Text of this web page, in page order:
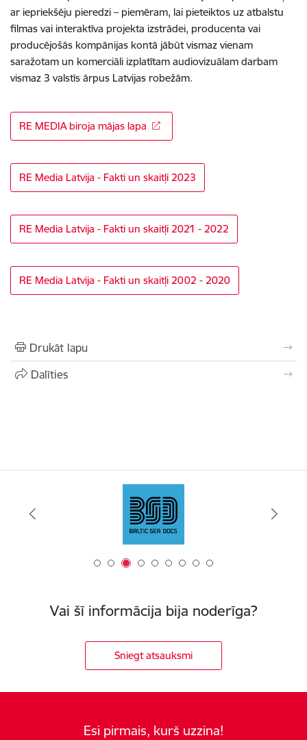
ar iepriekšēju pieredzi – piemēram, lai pieteiktos uz atbalstu
filmas vai interaktīva projekta izstrādei, producenta vai
producējošās kompānijas kontā jābūt vismaz vienam
saražotam un komerciāli izplatītam audiovizuālam darbam
vismaz 3 valstīs ārpus Latvijas robežām.
RE MEDIA biroja mājas lapa
RE Media Latvija - Fakti un skaitļi 2023
RE Media Latvija - Fakti un skaitļi 2021 - 2022
RE Media Latvija - Fakti un skaitļi 2002 - 2020
Drukāt lapu
Dalīties
Vai šī informācija bija noderīga?
Sniegt atsauksmi
Esi pirmais, kurš uzzina!